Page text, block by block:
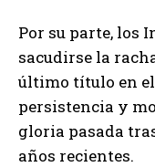
Por su parte, los
sacudirse la
último título en el
persistencia y
gloria pasada
años recientes.